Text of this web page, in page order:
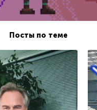
Посты по теме